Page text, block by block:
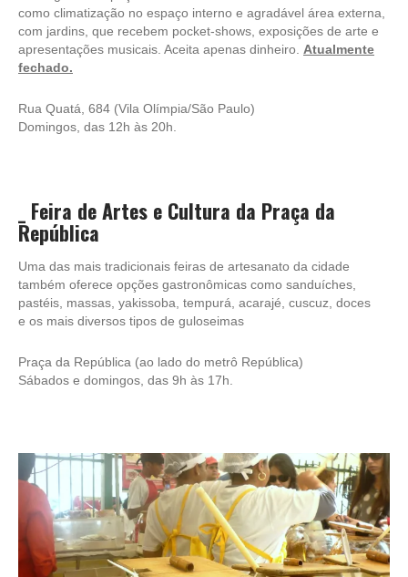
como climatização no espaço interno e agradável área externa,
com jardins, que recebem pocket-shows, exposições de arte e
apresentações musicais. Aceita apenas dinheiro. Atualmente
fechado.
Rua Quatá, 684 (Vila Olímpia/São Paulo)
Domingos, das 12h às 20h.
Feira de Artes e Cultura da Praça da
República
Uma das mais tradicionais feiras de artesanato da cidade
também oferece opções gastronômicas como sanduíches,
pastéis, massas, yakissoba, tempurá, acarajé, cuscuz, doces
e os mais diversos tipos de guloseimas
Praça da República (ao lado do metrô República)
Sábados e domingos, das 9h às 17h.